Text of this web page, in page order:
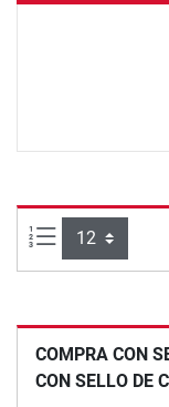
Artículos por
COMPRA CON
CON SELLO DE